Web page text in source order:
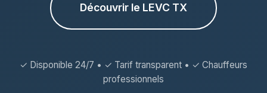
Découvrir le LEVC TX
✓ Disponible 24/7 • ✓ Tarif transparent • ✓ Chauffeurs
professionnels